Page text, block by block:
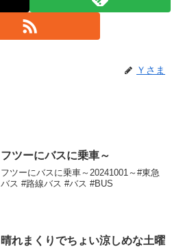
Ｙさま
フツーにバスに乗車～
フツーにバスに乗車～20241001～#東急
バス #路線バス #バス #BUS
晴れまくりでちょい涼しめな土曜